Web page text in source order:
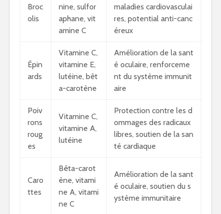
Broc
olis
nine, sulfor
aphane, vit
amine C
maladies cardiovasculai
res, potential anti-canc
éreux
Épin
ards
Vitamine C,
vitamine E,
lutéine, bêt
a-carotène
Amélioration de la sant
é oculaire, renforceme
nt du système immunit
aire
Poiv
rons
roug
es
Vitamine C,
vitamine A,
lutéine
Protection contre les d
ommages des radicaux
libres, soutien de la san
té cardiaque
Caro
ttes
Bêta-carot
ène, vitami
ne A, vitami
ne C
Amélioration de la sant
é oculaire, soutien du s
ystème immunitaire